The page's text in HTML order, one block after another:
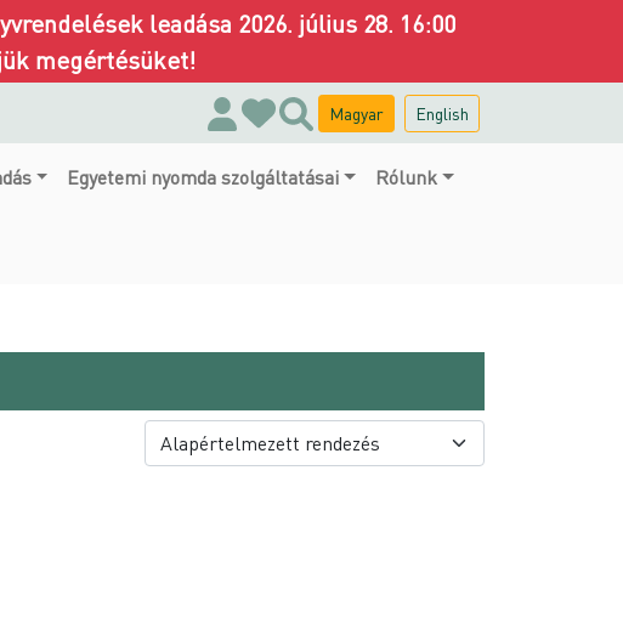
leadása 2026. július 28. 16:00
megértésüket!
Magyar English
Egyetemi nyomda szolgáltatásai Rólunk